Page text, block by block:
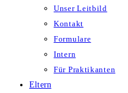
Unser Leitbild
Kontakt
Formulare
Intern
Für Praktikanten
Eltern